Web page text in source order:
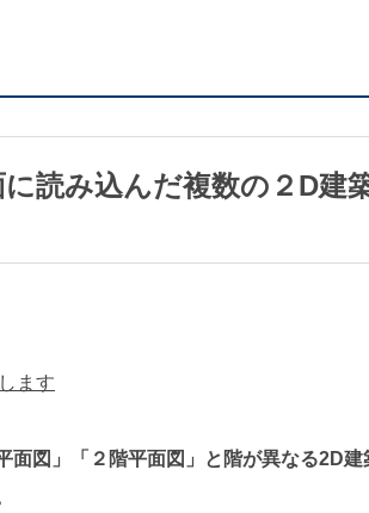
読み込んだ複数の２D建
ます
面図」「２階平面図」と階が異なる2D